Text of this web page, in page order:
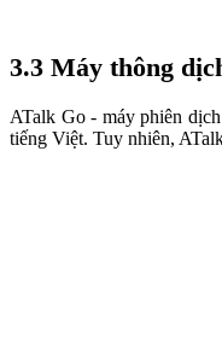
3.3 Máy thông
ATalk Go - máy phiên
tiếng Việt. Tuy nhiên,